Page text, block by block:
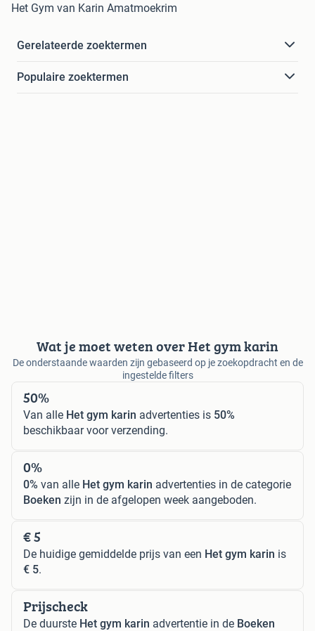
Het Gym van Karin Amatmoekrim
Gerelateerde zoektermen
Populaire zoektermen
Wat je moet weten over Het gym karin
De onderstaande waarden zijn gebaseerd op je zoekopdracht en de
ingestelde filters
50%
Van alle Het gym karin advertenties is 50%
beschikbaar voor verzending.
0%
0% van alle Het gym karin advertenties in de categorie
Boeken zijn in de afgelopen week aangeboden.
€ 5
De huidige gemiddelde prijs van een Het gym karin is
€ 5.
Prijscheck
De duurste Het gym karin advertentie in de Boeken